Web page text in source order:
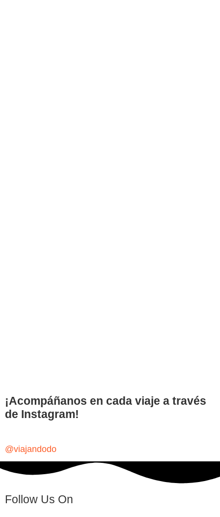
¡Acompáñanos en cada viaje a través
de Instagram!
@viajandodo
Follow Us On